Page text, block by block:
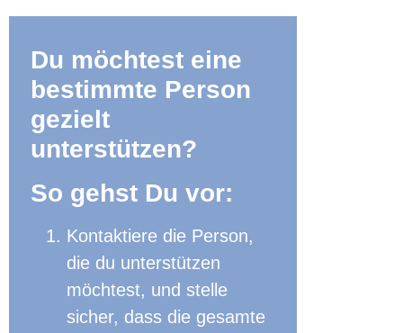
Du möchtest eine
bestimmte Person
gezielt
unterstützen?
So gehst Du vor:
Kontaktiere die Person,
die du unterstützen
möchtest, und stelle
sicher, dass die gesamte